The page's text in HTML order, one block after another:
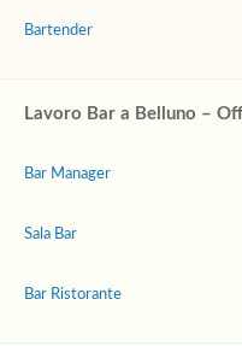
Bartender
Lavoro Bar a Belluno –
Bar Manager
Sala Bar
Bar Ristorante